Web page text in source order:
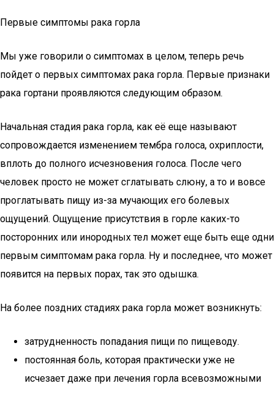
Первые симптомы рака горла
Мы уже говорили о симптомах в целом, теперь речь
пойдет о первых симптомах рака горла. Первые признаки
рака гортани проявляются следующим образом.
Начальная стадия рака горла, как её еще называют
сопровождается изменением тембра голоса, охриплости,
вплоть до полного исчезновения голоса. После чего
человек просто не может сглатывать слюну, а то и вовсе
проглатывать пищу из-за мучающих его болевых
ощущений. Ощущение присутствия в горле каких-то
посторонних или инородных тел может еще быть еще одни
первым симптомам рака горла. Ну и последнее, что может
появится на первых порах, так это одышка.
На более поздних стадиях рака горла может возникнуть:
затрудненность попадания пищи по пищеводу.
постоянная боль, которая практически уже не
исчезает даже при лечения горла всевозможными